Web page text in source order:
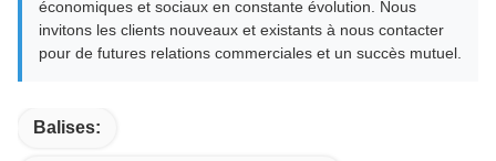
économiques et sociaux en constante évolution. Nous
invitons les clients nouveaux et existants à nous contacter
pour de futures relations commerciales et un succès mutuel.
Balises: